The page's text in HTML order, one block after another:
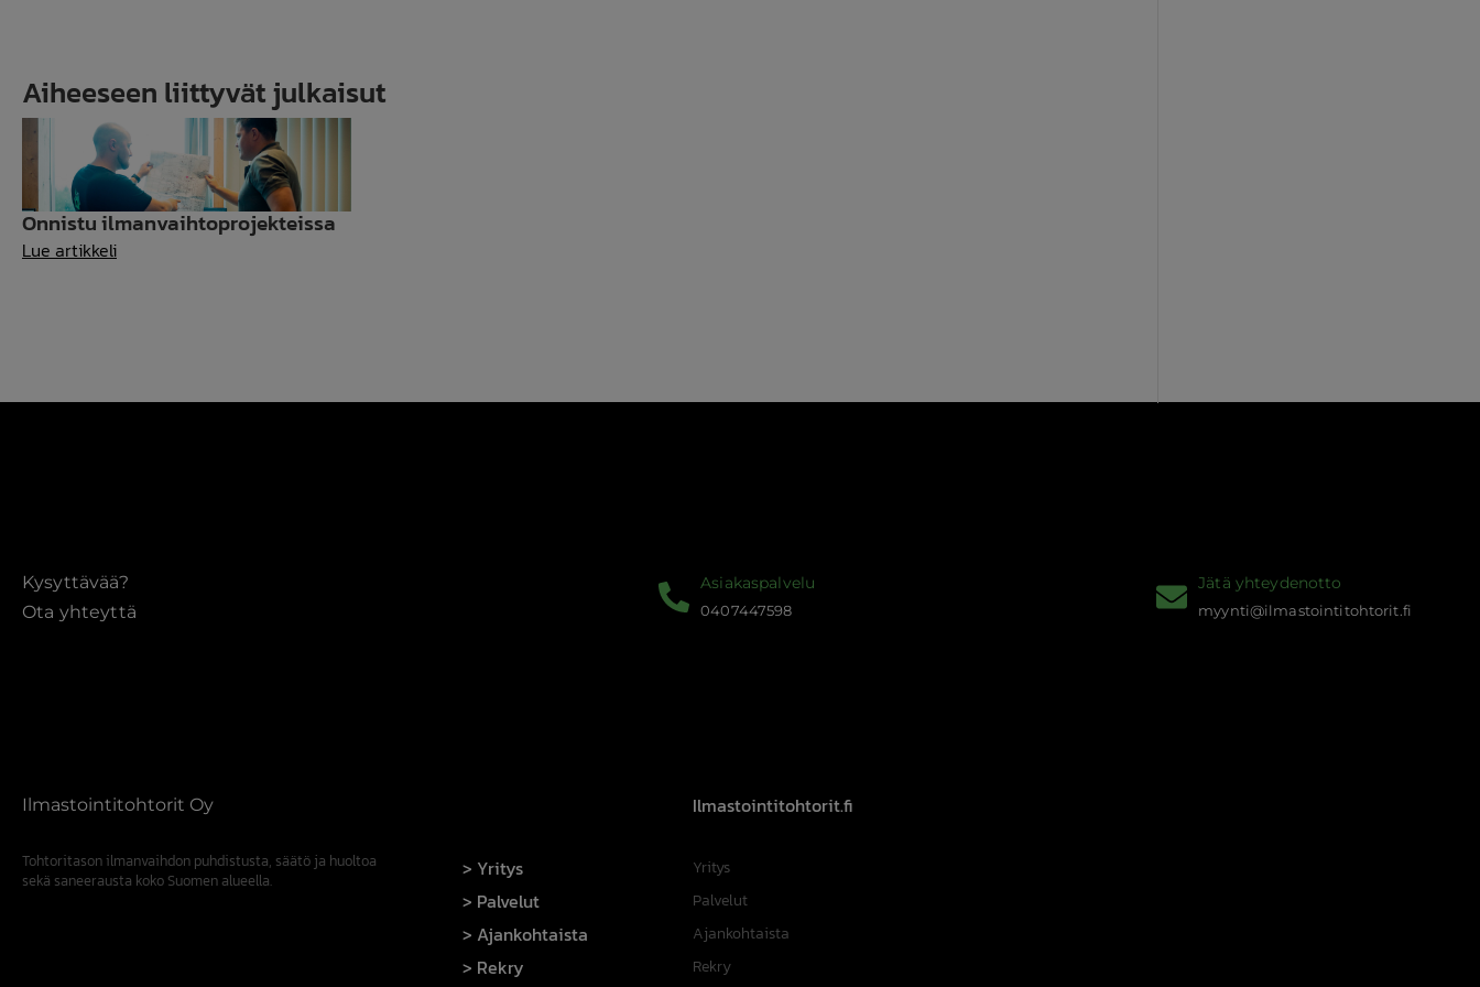
Aiheeseen liittyvät julkaisut
Onnistu ilmanvaihtoprojekteissa
Lue artikkeliOnnistu
Kysyttävää?
Ota yhteyttä
Asiakaspalvelu
0407447598
Jätä yhteydenotto
myynti@ilmastointitohtorit.fi
Ilmastointitohtorit Oy
Tohtoritason ilmanvaihdon puhdistusta, säätö ja huoltoa
sekä saneerausta koko Suomen alueella.
Yritys
Palvelut
Ajankohtaista
Rekry
Ilmastointitohtorit.fi
Yritys
Palvelut
Ajankohtaista
Rekry